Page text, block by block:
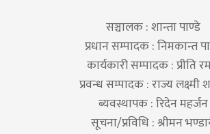
सञ्चालक : शान्ता पाण्डे
प्रधान सम्पादक : निमकान्त
कार्यकारी सम्पादक : प्रीति
प्रवन्ध सम्पादक : राज्य लक्ष्मी
ब्यवस्थापक : रिदेन महर्जन
सूचना/प्रविधि : श्रीमन